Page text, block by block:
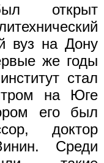
открыт
вуз на Дону
же годы
стал
на Юге
его был
доктор
Среди